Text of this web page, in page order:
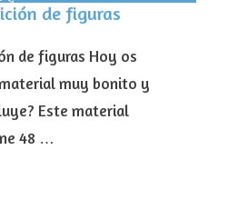
de figuras
de figuras Hoy os
muy bonito y
Este material
48 …